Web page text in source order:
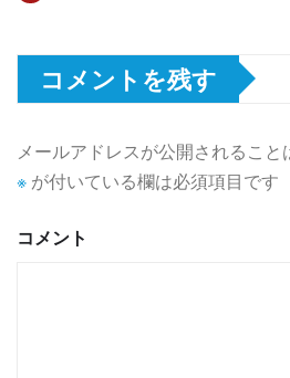
コメントを残す
メールアドレスが公開されること
※ が付いている欄は必須項目です
コメント